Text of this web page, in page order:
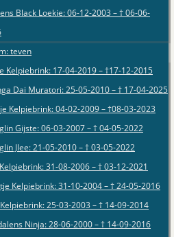
Black Loekie: 06-12-2003 – † 06-06-
teven
Kelpiebrink: 17-04-2019 – †17-12-2015
Dai Muratori: 25-05-2010 – † 17-04-2025
Kelpiebrink: 04-02-2009 – †08-03-2023
Gijste: 06-03-2007 – † 04-05-2022
Jlee: 21-05-2010 – † 03-05-2022
31-08-2006 – † 03-12-2021
Kelpiebrink: 31-10-2004 – † 24-05-2016
25-03-2003 – † 14-09-2014
Ninja: 28-06-2000 – † 14-09-2016